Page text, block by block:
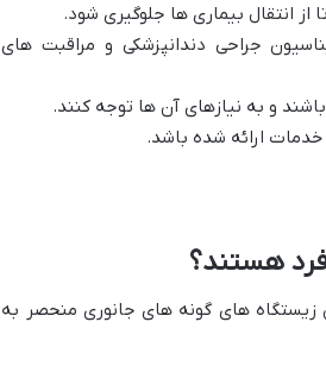
از انتقال بیماری ها جلوگیری شود.
جراحی دندانپزشکی و مراقبت های
و به نیازهای آن ها توجه کنند.
ارائه شده باشد.
هستند؟
زیستگاه های گونه های جانوری منحصر به